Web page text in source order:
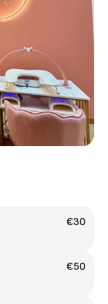
€30
€50